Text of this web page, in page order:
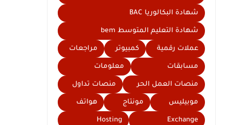
شهادة البكالوريا BAC
شهادة التعليم المتوسط bem
عملات رقمية كمبيوتر مراجعات
مسابقات معلومات
منصات العمل الحر منصات تداول
موبيليس مونتاج هواتف
Exchange
Hosting